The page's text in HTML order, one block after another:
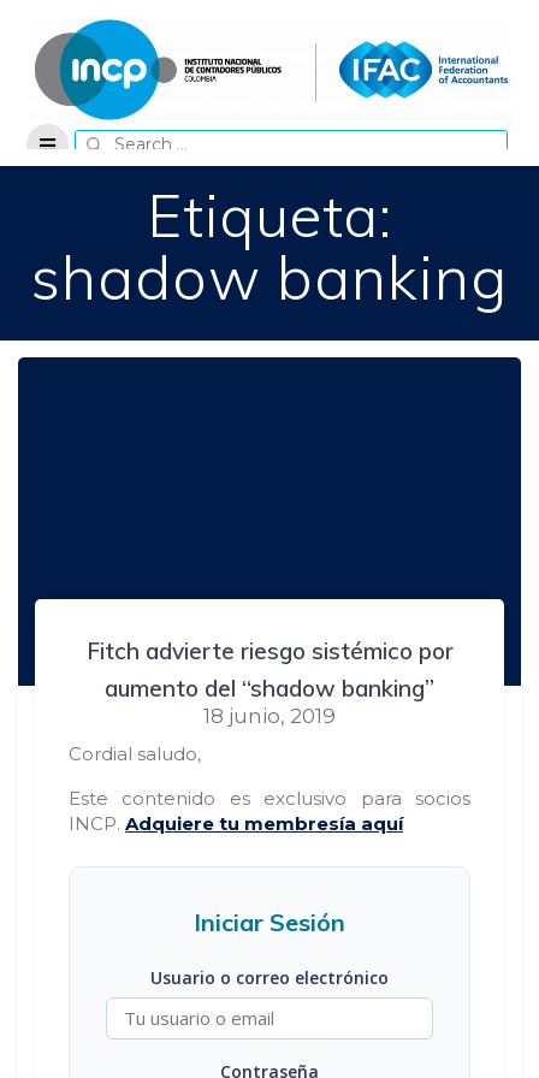
content
Search
for:
Etiqueta:
shadow banking
Fitch advierte riesgo sistémico por
aumento del “shadow banking”
18 junio, 2019
Cordial saludo,
Este contenido es exclusivo para socios
INCP. Adquiere tu membresía aquí
Iniciar Sesión
Usuario o correo electrónico
Contraseña